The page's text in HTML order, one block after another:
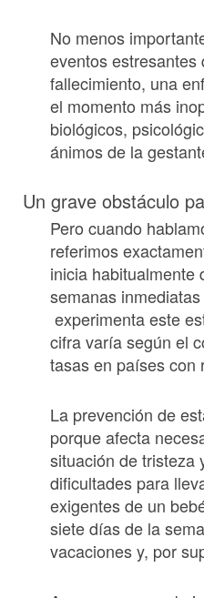
No menos
eventos estresantes
fallecimiento, una
el momento más
biológicos,
ánimos de la
Un grave obstáculo
Pero cuando
referimos
inicia habitualmente
semanas
experimenta este
cifra varía según el
tasas en países con
La prevención de
porque afecta
situación de tristeza
dificultades para
exigentes de un
siete días de la
vacaciones y, por